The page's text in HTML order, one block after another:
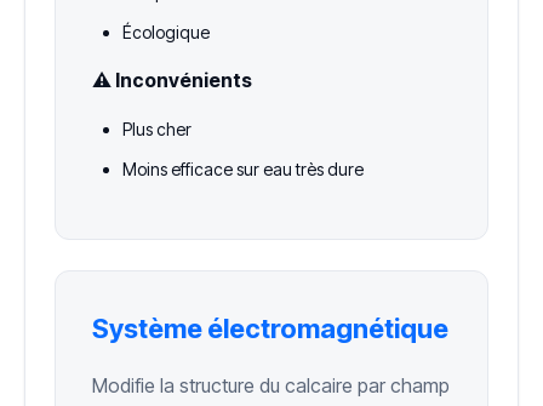
Écologique
⚠️ Inconvénients
Plus cher
Moins efficace sur eau très dure
Système électromagnétique
Modifie la structure du calcaire par champ